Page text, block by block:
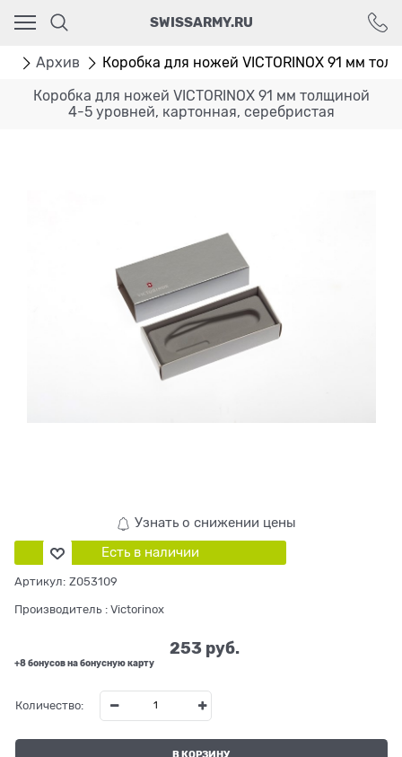
SWISSARMY.RU
Архив Коробка для ножей VICTORINOX 91 мм
Коробка для ножей VICTORINOX 91 мм толщиной
4-5 уровней, картонная, серебристая
Узнать о снижении цены
Есть в наличии
Артикул: Z053109
Производитель : Victorinox
253 руб.
+8 бонусов на бонусную карту
Количество:
Ваш город - Москва,
угадали?
ДА НЕТ